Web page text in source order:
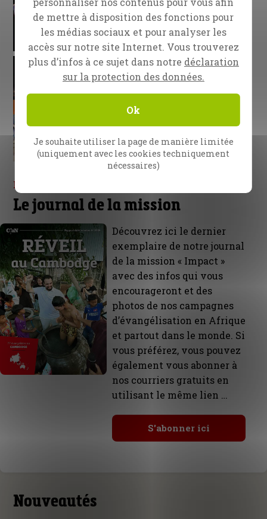
Le nouvel Impact est là !
Le journal de la mission
Découvrez ici le dernier
exemplaire de notre journal
de la mission « Impact »
avec des infos qui vous
encourageront et des
photos de nos campagnes
d’évangélisation en Afrique
et partout dans le monde. Si
vous préférez, vous pouvez
également vous abonner à
nos courriers gratuits en
utilisant le même lien …
S'abonner ici
Nouveautés
de mettre à disposition des fonctions pour
les médias sociaux et pour analyser les
accès sur notre site Internet. Vous trouverez
plus d’infos à ce sujet dans notre déclaration
sur la protection des données.
Ok
Je souhaite utiliser la page de manière limitée
(uniquement avec les cookies techniquement
nécessaires)